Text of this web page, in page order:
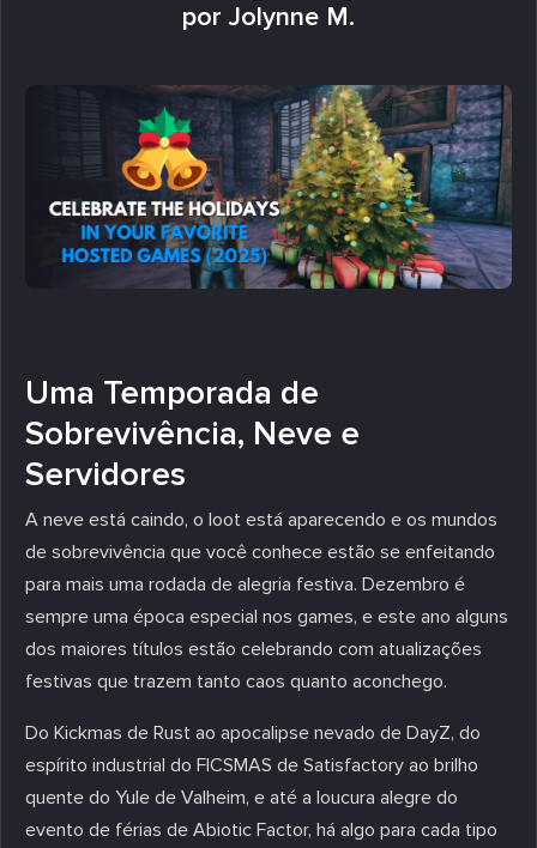
por Jolynne M.
Uma Temporada de
Sobrevivência, Neve e
Servidores
A neve está caindo, o loot está aparecendo e os mundos
de sobrevivência que você conhece estão se enfeitando
para mais uma rodada de alegria festiva. Dezembro é
sempre uma época especial nos games, e este ano alguns
dos maiores títulos estão celebrando com atualizações
festivas que trazem tanto caos quanto aconchego.
Do Kickmas de Rust ao apocalipse nevado de DayZ, do
espírito industrial do FICSMAS de Satisfactory ao brilho
quente do Yule de Valheim, e até a loucura alegre do
evento de férias de Abiotic Factor, há algo para cada tipo